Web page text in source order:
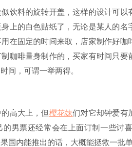
饮料的旋转开盖，这样的设计可
上的白色贴纸了，无论是某人的
在固定的时间来取，店家制作好咖
咖啡量身制作的，买家有时间只
间，可谓一举两得。
高大上，但樱花妹们对它却钟爱有
的男票还经常会在上面订制一些讨
国内能推出的话，大概能拯救一批